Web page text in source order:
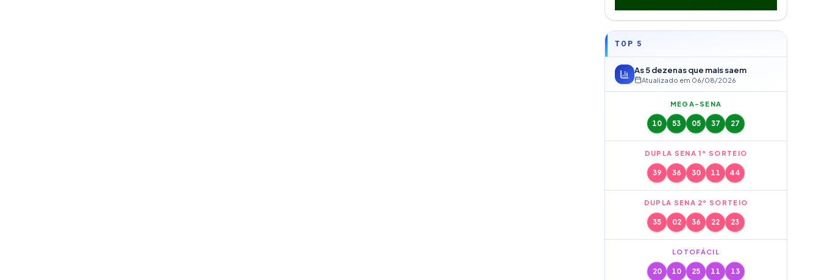
TOP 5
As 5 dezenas que mais saem
Atualizado em 06/08/2026
MEGA-SENA
10 53 05 37 27
DUPLA SENA 1º SORTEIO
39 36 30 11 44
DUPLA SENA 2º SORTEIO
35 02 36 22 23
LOTOFÁCIL
20 10 25 11 13